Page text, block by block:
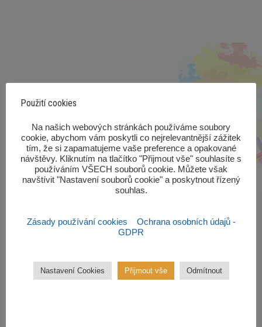
Zájmové kroužky
Použití cookies
‎Na našich webových stránkách používáme soubory
cookie, abychom vám poskytli co nejrelevantnější zážitek
tím, že si zapamatujeme vaše preference a opakované
návštěvy. Kliknutím na tlačítko "Přijmout vše" souhlasíte s
používáním VŠECH souborů cookie. Můžete však
navštívit "Nastavení souborů cookie" a poskytnout řízený
souhlas.‎
Zásady používání cookies
Ochrana osobních údajů -
GDPR
Nastavení Cookies Přijmout vše Odmítnout